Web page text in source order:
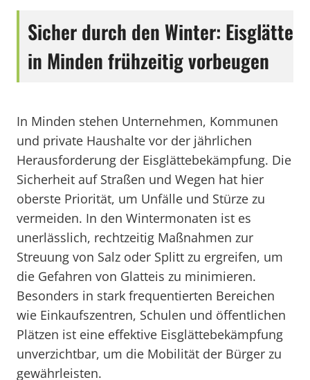
Sicher durch den Winter: Eisglätte
in Minden frühzeitig vorbeugen
In Minden stehen Unternehmen, Kommunen
und private Haushalte vor der jährlichen
Herausforderung der Eisglättebekämpfung. Die
Sicherheit auf Straßen und Wegen hat hier
oberste Priorität, um Unfälle und Stürze zu
vermeiden. In den Wintermonaten ist es
unerlässlich, rechtzeitig Maßnahmen zur
Streuung von Salz oder Splitt zu ergreifen, um
die Gefahren von Glatteis zu minimieren.
Besonders in stark frequentierten Bereichen
wie Einkaufszentren, Schulen und öffentlichen
Plätzen ist eine effektive Eisglättebekämpfung
unverzichtbar, um die Mobilität der Bürger zu
gewährleisten.